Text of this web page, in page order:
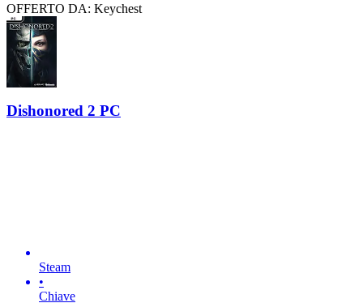
OFFERTO DA: Keychest
Dishonored 2 PC
Steam
•
Chiave